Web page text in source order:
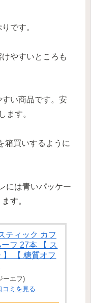
です。
やすいところも
い商品です。安
ます。
箱買いするように
には青いパッケー
す。
ティック カフ
フ 27本 【 ス
】 【 糖質オフ
ーエフ)
コミを見る